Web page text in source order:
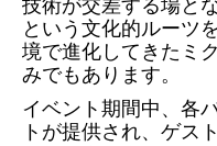
という文化的ルーツ
境で進化してきたミ
みでもあります。
イベント期間中、各
トが提供され、ゲス